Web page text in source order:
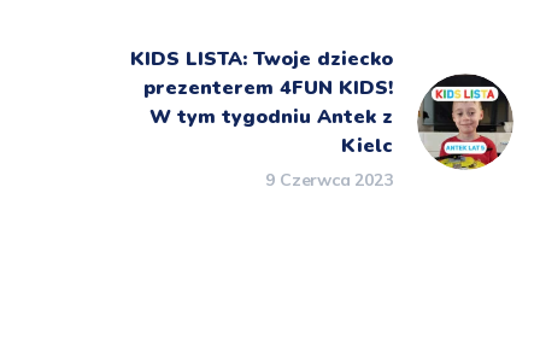
KIDS LISTA: Twoje dziecko
prezenterem 4FUN KIDS!
W tym tygodniu Antek z
Kielc
9 Czerwca 2023